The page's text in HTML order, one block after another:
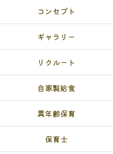
コンセプト
ギャラリー
リクルート
自家製給食
異年齢保育
保育士